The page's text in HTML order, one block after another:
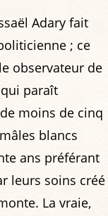
Adary fait
; ce
observateur de
paraît
moins de cinq
blancs
ans préférant
leurs soins créé
La vraie,